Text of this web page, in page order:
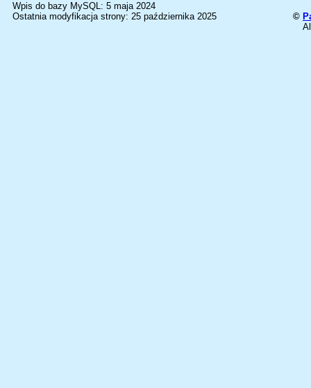
Wpis do bazy MySQL: 5 maja 2024
Ostatnia modyfikacja strony: 25 października 2025
©